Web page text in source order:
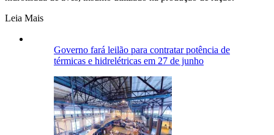
Leia Mais
Governo fará leilão para contratar potência de
térmicas e hidrelétricas em 27 de junho